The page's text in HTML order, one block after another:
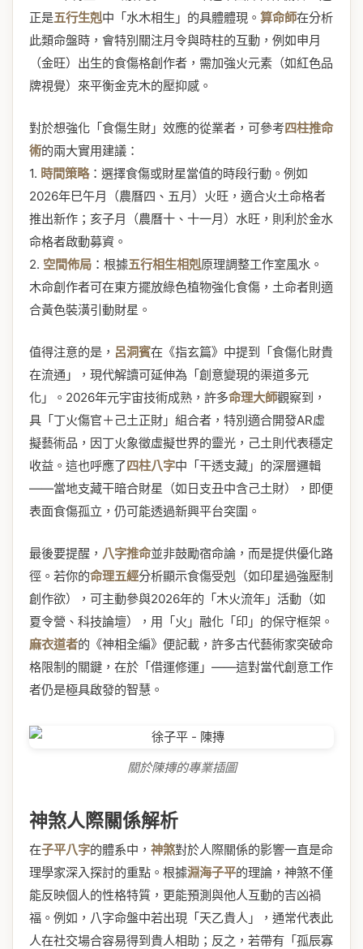
正是五行生剋中「水木相生」的具體體現。 算命師在分析
此類命盤時，會特別關注月令與時柱的互動，例如申月
（金旺）出生的食傷格創作者，需加強火元素（如紅色品
牌視覺）來平衡金克木的壓抑感。
對於想強化「食傷生財」效應的從業者，可參考四柱推命
術的兩大實用建議：
1. 時間策略：選擇食傷或財星當值的時段行動。例如
2026年巳午月（農曆四、五月）火旺，適合火土命格者
推出新作；亥子月（農曆十、十一月）水旺，則利於金水
命格者啟動募資。
2. 空間佈局 ：根據五行相生相剋原理調整工作室風水。
木命創作者可在東方擺放綠色植物強化食傷，土命者則適
合黃色裝潢引動財星。
值得注意的是， 呂洞賓在《指玄篇》中提到「食傷化財貴
在流通」，現代解讀可延伸為「創意變現的渠道多元
化」。2026年元宇宙技術成熟，許多命理大師觀察到，
具「丁火傷官＋己土正財」組合者，特別適合開發AR虛
擬藝術品，因丁火象徵虛擬世界的靈光，己土則代表穩定
收益。這也呼應了四柱八字中「干透支藏」的深層邏輯
——當地支藏干暗合財星（如日支丑中含己土財），即便
表面食傷孤立，仍可能透過新興平台突圍。
最後要提醒， 八字推命並非鼓勵宿命論，而是提供優化路
徑。若你的命理五經分析顯示食傷受剋（如印星過強壓制
創作欲），可主動參與2026年的「木火流年」活動（如
夏令營、科技論壇），用「火」融化「印」的保守框架。
麻衣道者的《神相全編》便記載，許多古代藝術家突破命
格限制的關鍵，在於「借運修運」——這對當代創意工作
者仍是極具啟發的智慧。
關於陳摶的專業插圖
神煞人際關係解析
在子平八字的體系中， 神煞對於人際關係的影響一直是命
理學家深入探討的重點。根據淵海子平的理論，神煞不僅
能反映個人的性格特質，更能預測與他人互動的吉凶禍
福。例如，八字命盤中若出現「天乙貴人」，通常代表此
人在社交場合容易得到貴人相助；反之，若帶有「孤辰寡